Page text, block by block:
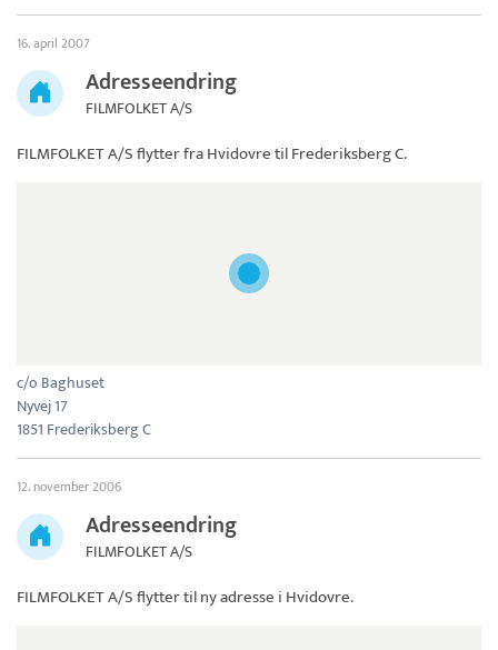
16. april 2007
Adresseendring
FILMFOLKET A/S
FILMFOLKET A/Sflytter fra Hvidovre til Frederiksberg C.
c/o Baghuset
Nyvej 17
1851 Frederiksberg C
12. november 2006
Adresseendring
FILMFOLKET A/S
FILMFOLKET A/Sflytter til ny adresse i Hvidovre.